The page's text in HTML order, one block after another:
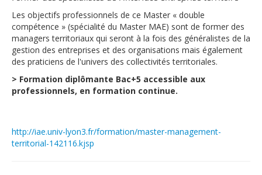
Les objectifs professionnels de ce Master « double
compétence » (spécialité du Master MAE) sont de former des
managers territoriaux qui seront à la fois des généralistes de la
gestion des entreprises et des organisations mais également
des praticiens de l'univers des collectivités territoriales.
> Formation diplômante Bac+5 accessible aux
professionnels, en formation continue.
http://iae.univ-lyon3.fr/formation/master-management-
territorial-142116.kjsp